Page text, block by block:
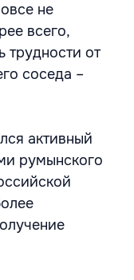
не
всего,
трудности от
соседа –
активный
румынского